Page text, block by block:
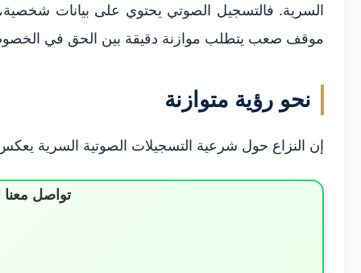
السرية. فالتسجيل الصوتي يحتوي على بيانات شخصية،
موقف صعب يتطلب موازنة دقيقة بين الحق في
نحو رؤية متوازنة
إن النزاع حول شرعية التسجيلات الصوتية السرية
تواصل